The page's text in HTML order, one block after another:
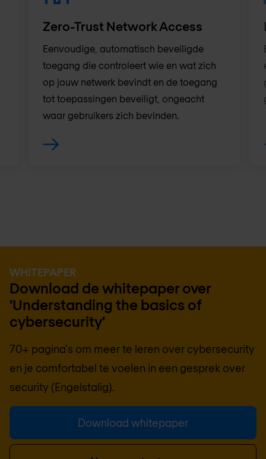
Zero-Trust Network Access
Eenvoudige, automatisch beveiligde
toegang die controleert wie en wat zich
op jouw netwerk bevindt en de toegang
tot toepassingen beveiligt, ongeacht
waar gebruikers zich bevinden.
WHITEPAPER
Download de whitepaper over
'Understanding the basics of
cybersecurity'
70+ pagina's om meer te leren over cybersecurity
en je comfortabel te voelen in een gesprek over
security (Engelstalig).
Download whitepaper